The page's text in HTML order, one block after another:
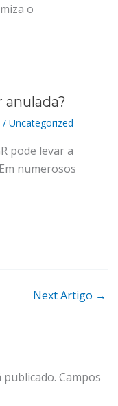
o
anulada?
/ Uncategorized
pode levar a
numerosos
Next Artigo →
publicado. Campos